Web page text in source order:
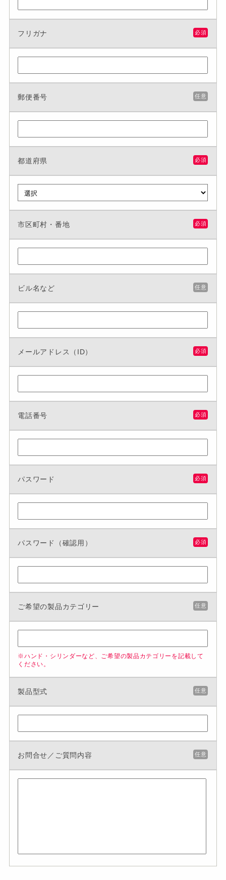
フリガナ 必須
郵便番号 任意
都道府県 必須
市区町村・番地 必須
ビル名など 任意
メールアドレス（ID） 必須
電話番号 必須
パスワード 必須
パスワード（確認用） 必須
ご希望の製品カテゴリー 任意
※ハンド・シリンダーなど、ご希望の製品カテゴリーを記載して
ください。
製品型式 任意
お問合せ／ご質問内容 任意